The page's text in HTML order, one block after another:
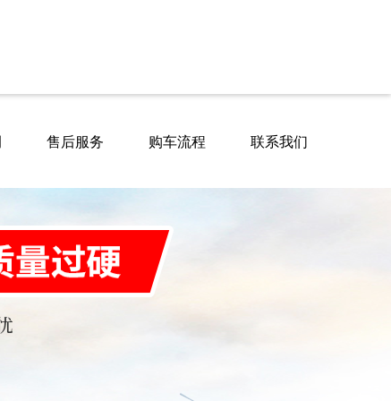
售后服务 购车流程 联系我们